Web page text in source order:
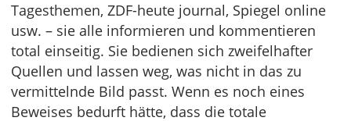
Tagesthemen, ZDF-heute journal, Spiegel online
usw. – sie alle informieren und kommentieren
total einseitig. Sie bedienen sich zweifelhafter
Quellen und lassen weg, was nicht in das zu
vermittelnde Bild passt. Wenn es noch eines
Beweises bedurft hätte, dass die totale